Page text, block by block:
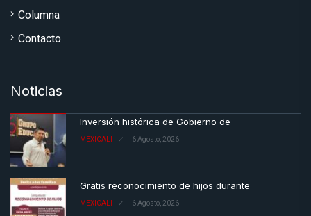
Columna
Contacto
Noticias
Inversión histórica de Gobierno de
MEXICALI 6 Agosto, 2026
Gratis reconocimiento de hijos durante
MEXICALI 6 Agosto, 2026